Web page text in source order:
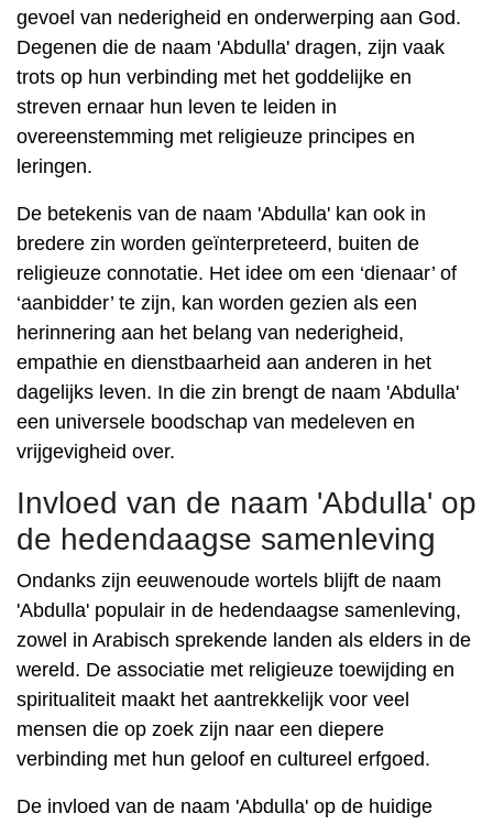
gevoel van nederigheid en onderwerping aan God.
Degenen die de naam 'Abdulla' dragen, zijn vaak
trots op hun verbinding met het goddelijke en
streven ernaar hun leven te leiden in
overeenstemming met religieuze principes en
leringen.
De betekenis van de naam 'Abdulla' kan ook in
bredere zin worden geïnterpreteerd, buiten de
religieuze connotatie. Het idee om een ​​‘dienaar’ of
‘aanbidder’ te zijn, kan worden gezien als een
herinnering aan het belang van nederigheid,
empathie en dienstbaarheid aan anderen in het
dagelijks leven. In die zin brengt de naam 'Abdulla'
een universele boodschap van medeleven en
vrijgevigheid over.
Invloed van de naam 'Abdulla' op
de hedendaagse samenleving
Ondanks zijn eeuwenoude wortels blijft de naam
'Abdulla' populair in de hedendaagse samenleving,
zowel in Arabisch sprekende landen als elders in de
wereld. De associatie met religieuze toewijding en
spiritualiteit maakt het aantrekkelijk voor veel
mensen die op zoek zijn naar een diepere
verbinding met hun geloof en cultureel erfgoed.
De invloed van de naam 'Abdulla' op de huidige